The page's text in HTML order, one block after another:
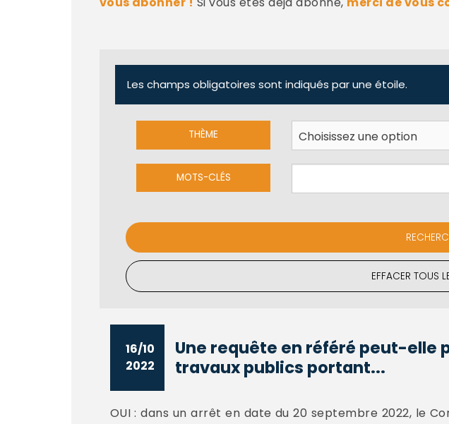
Les champs obligatoires sont indiqués par une étoile.
THÈME
MOTS-CLÉS
EFFACER TOUS
16/10
2022
Une requête en référé peut-elle
travaux publics portant...
OUI : dans un arrêt en date du 20 septembre 2022, le